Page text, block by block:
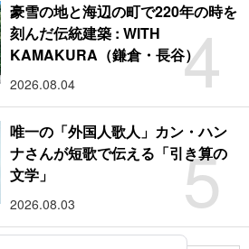
4
豪雪の地と海辺の町で220年の時を
刻んだ伝統建築 : WITH
KAMAKURA（鎌倉・長谷）
2026.08.04
5
唯一の「外国人歌人」カン・ハン
ナさんが短歌で伝える「引き算の
文学」
2026.08.03